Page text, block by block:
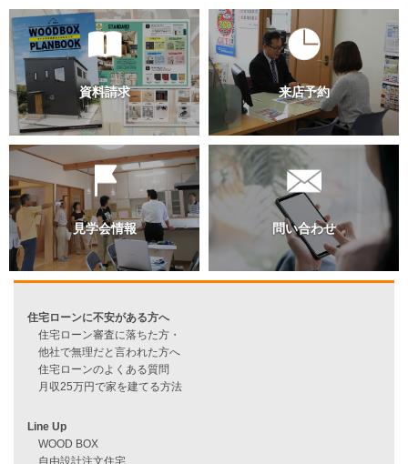
過去のブログ（月別）
資料請求